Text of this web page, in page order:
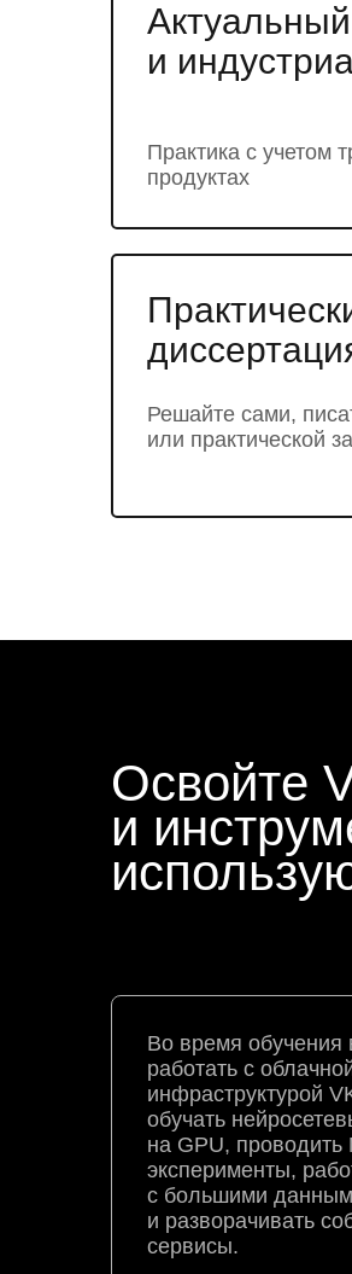
и
Практика с учетом
продуктах
Решайте сами,
или практической
Во время обучения
работать с
инфраструктурой
обучать
на GPU, проводить
эксперименты,
с большими
и разворачивать
сервисы.
Освойте
и